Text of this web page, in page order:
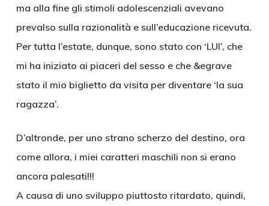
ma alla fine gli stimoli adolescenziali avevano
prevalso sulla razionalità e sull’educazione ricevuta.
Per tutta l’estate, dunque, sono stato con ‘LUI’, che
mi ha iniziato ai piaceri del sesso e che &egrave
stato il mio biglietto da visita per diventare ‘la sua
ragazza’.
D’altronde, per uno strano scherzo del destino, ora
come allora, i miei caratteri maschili non si erano
ancora palesati!!!
A causa di uno sviluppo piuttosto ritardato, quindi,